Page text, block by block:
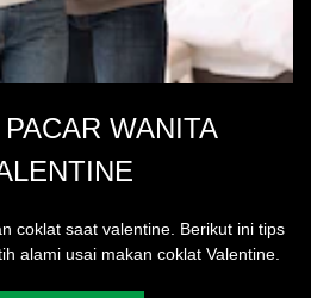
coklat saat valentine. Berikut ini tips
alami usai makan coklat Valentine.
WANITA